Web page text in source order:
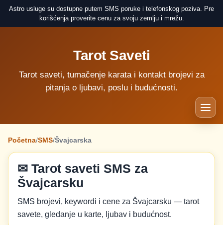
Astro usluge su dostupne putem SMS poruke i telefonskog poziva. Pre
korišćenja proverite cenu za svoju zemlju i mrežu.
Tarot Saveti
Tarot saveti, tumačenje karata i kontakt brojevi za
pitanja o ljubavi, poslu i budućnosti.
Početna/SMS/Švajcarska
✉ Tarot saveti SMS za
Švajcarsku
SMS brojevi, keywordi i cene za Švajcarsku — tarot
savete, gledanje u karte, ljubav i budućnost.